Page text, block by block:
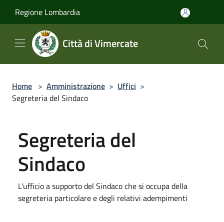
Regione Lombardia
Città di Vimercate
Home > Amministrazione > Uffici >
Segreteria del Sindaco
Segreteria del
Sindaco
L'ufficio a supporto del Sindaco che si occupa della
segreteria particolare e degli relativi adempimenti